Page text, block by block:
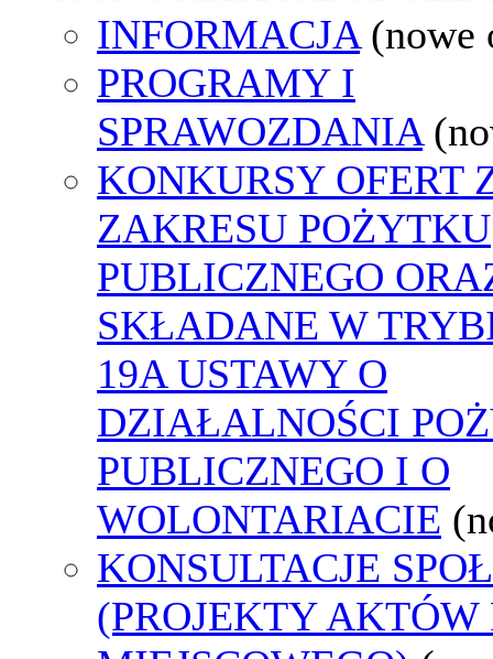
INFORMACJA (nowe
PROGRAMY I
SPRAWOZDANIA
KONKURSY OFERT
ZAKRESU POŻYTKU
PUBLICZNEGO
SKŁADANE W
19A USTAWY O
DZIAŁALNOŚCI
PUBLICZNEGO I O
WOLONTARIACIE
KONSULTACJE
(PROJEKTY AKTÓW